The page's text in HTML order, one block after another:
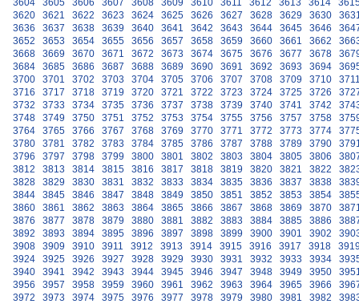
3604
3605 3606 3607 3608 3609 3610 3611 3612 3613 3614
3620
3621 3622 3623 3624 3625 3626 3627 3628 3629 3630
3636
3637 3638 3639 3640 3641 3642 3643 3644 3645 3646
3652
3653 3654 3655 3656 3657 3658 3659 3660 3661 3662
3668
3669 3670 3671 3672 3673 3674 3675 3676 3677 3678
3684
3685 3686 3687 3688 3689 3690 3691 3692 3693 3694
3700
3701 3702 3703 3704 3705 3706 3707 3708 3709 3710
3716
3717 3718 3719 3720 3721 3722 3723 3724 3725 3726
3732
3733 3734 3735 3736 3737 3738 3739 3740 3741 3742
3748
3749 3750 3751 3752 3753 3754 3755 3756 3757 3758
3764
3765 3766 3767 3768 3769 3770 3771 3772 3773 3774
3780
3781 3782 3783 3784 3785 3786 3787 3788 3789 3790
3796
3797 3798 3799 3800 3801 3802 3803 3804 3805 3806
3812
3813 3814 3815 3816 3817 3818 3819 3820 3821 3822
3828
3829 3830 3831 3832 3833 3834 3835 3836 3837 3838
3844
3845 3846 3847 3848 3849 3850 3851 3852 3853 3854
3860
3861 3862 3863 3864 3865 3866 3867 3868 3869 3870
3876
3877 3878 3879 3880 3881 3882 3883 3884 3885 3886
3892
3893 3894 3895 3896 3897 3898 3899 3900 3901 3902
3908
3909 3910 3911 3912 3913 3914 3915 3916 3917 3918
3924
3925 3926 3927 3928 3929 3930 3931 3932 3933 3934
3940
3941 3942 3943 3944 3945 3946 3947 3948 3949 3950
3956
3957 3958 3959 3960 3961 3962 3963 3964 3965 3966
3972
3973 3974 3975 3976 3977 3978 3979 3980 3981 3982